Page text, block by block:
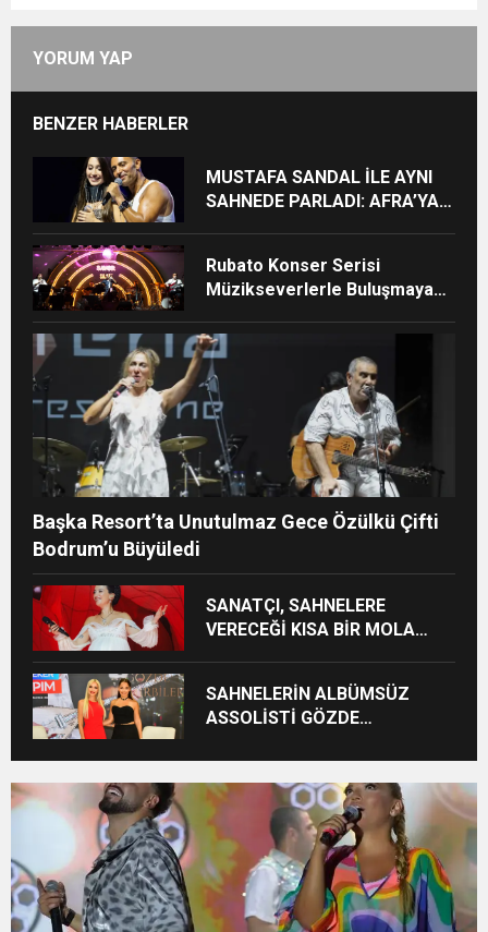
YORUM YAP
BENZER HABERLER
MUSTAFA SANDAL İLE AYNI
SAHNEDE PARLADI: AFRA’YA
Rubato Konser Serisi
Müzikseverlerle Buluşmaya
Başka Resort’ta Unutulmaz Gece Özülkü Çifti
Bodrum’u Büyüledi
SANATÇI, SAHNELERE
VERECEĞİ KISA BİR MOLA
SAHNELERİN ALBÜMSÜZ
ASSOLİSTİ GÖZDE
MAGAZİN’DE: “SON ASSOLİST
OLARAK VAR OLACAĞIM!”